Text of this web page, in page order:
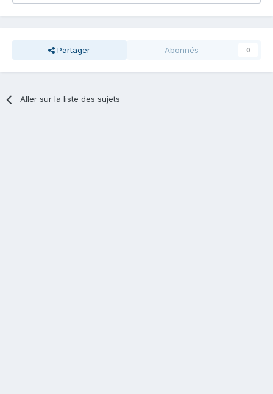
Partager Abonnés 0
Aller sur la liste des sujets